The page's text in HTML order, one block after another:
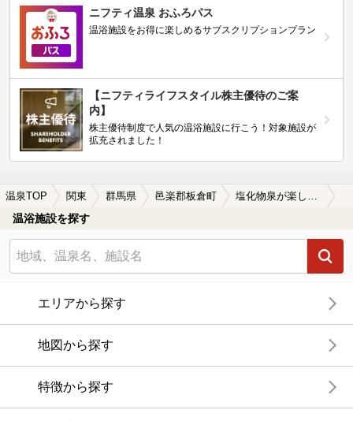
ニフティ温泉 おふろパス
温浴施設をお得に楽しめるサブスクリプションプラン
【ニフティライフスタイル株主優待のご案
内】
株主優待制度で人気の温浴施設に行こう！対象施設が
拡充されました！
温泉TOP 関東 群馬県 邑楽郡板倉町 塩化物泉が楽しめる邑楽郡板倉町の温泉、日帰り温泉、スーパー銭湯おすすめ
温浴施設を探す
エリアから探す
地図から探す
特徴から探す